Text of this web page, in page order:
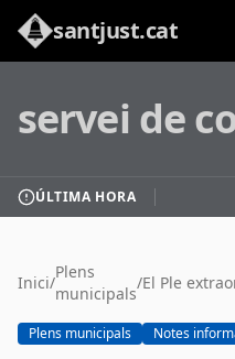
santjust.cat
servei de
ÚLTIMA HORA
Inici/
Plens
municipals
/
Plens municipals Notes